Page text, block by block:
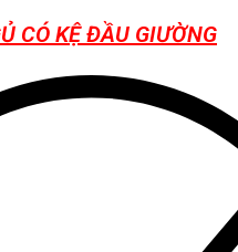
CÓ KỆ ĐẦU GIƯỜNG